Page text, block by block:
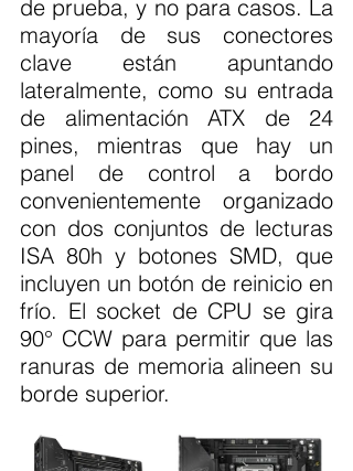
de prueba, y no para casos. La
mayoría de sus conectores
clave están apuntando
lateralmente, como su entrada
de alimentación ATX de 24
pines, mientras que hay un
panel de control a bordo
convenientemente organizado
con dos conjuntos de lecturas
ISA 80h y botones SMD, que
incluyen un botón de reinicio en
frío. El socket de CPU se gira
90° CCW para permitir que las
ranuras de memoria alineen su
borde superior.